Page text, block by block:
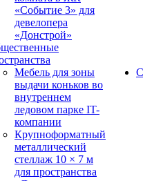
«Событие 3» для
девелопера
«Донстрой»
Мебель для зоны
выдачи коньков во
внутреннем
ледовом парке IT-
компании
Крупноформатный
металлический
стеллаж 10 × 7 м
для пространства